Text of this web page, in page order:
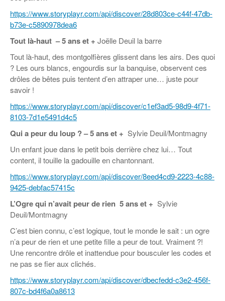
https://www.storyplayr.com/api/discover/28d803ce-c44f-47db-
b73e-c5890978dea6
Tout là-haut – 5 ans et + Joëlle Deuil la barre
Tout là-haut, des montgolfières glissent dans les airs. Des quoi
? Les ours blancs, engourdis sur la banquise, observent ces
drôles de bêtes puis tentent d’en attraper une… juste pour
savoir !
https://www.storyplayr.com/api/discover/c1ef3ad5-98d9-4f71-
8103-7d1e5491d4c5
Qui a peur du loup ? – 5 ans et + Sylvie Deuil/Montmagny
Un enfant joue dans le petit bois derrière chez lui… Tout
content, il touille la gadouille en chantonnant.
https://www.storyplayr.com/api/discover/8eed4cd9-2223-4c88-
9425-debfac57415c
L’Ogre qui n’avait peur de rien 5 ans et + Sylvie
Deuil/Montmagny
C’est bien connu, c’est logique, tout le monde le sait : un ogre
n’a peur de rien et une petite fille a peur de tout. Vraiment ?!
Une rencontre drôle et inattendue pour bousculer les codes et
ne pas se fier aux clichés.
https://www.storyplayr.com/api/discover/dbecfedd-c3e2-456f-
807c-bd4f6a0a8613